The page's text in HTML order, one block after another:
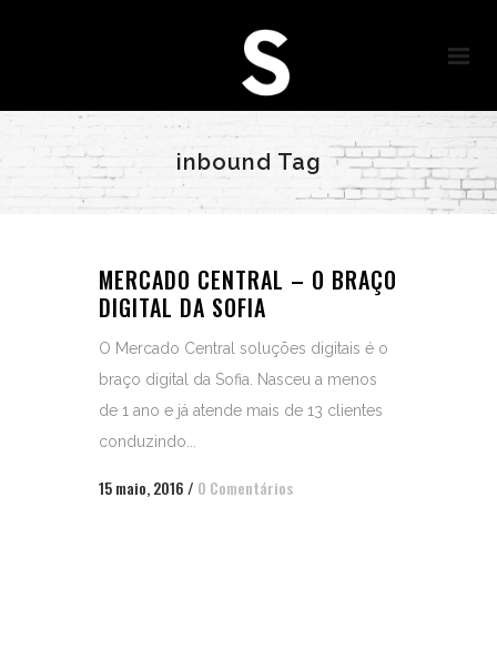
inbound Tag
MERCADO CENTRAL – O BRAÇO
DIGITAL DA SOFIA
O Mercado Central soluções digitais é o
braço digital da Sofia. Nasceu a menos
de 1 ano e já atende mais de 13 clientes
conduzindo...
15 maio, 2016/ 0 Comentários